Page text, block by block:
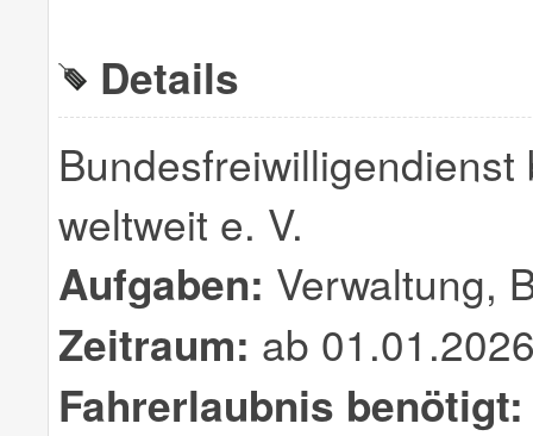
Details
weltweit e. V.
Aufgaben: Verwaltung,
Zeitraum: ab
Fahrerlaubnis benötigt: